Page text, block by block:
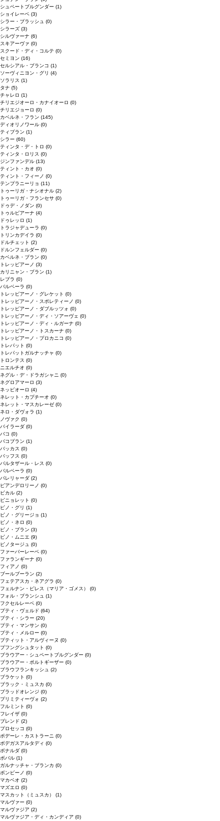
シュペートブルグンダー (1)
ショイレーベ (3)
シラー・ブラッシュ (0)
シラーズ (3)
シルヴァーナ (6)
スキアーヴァ (0)
スクード・ディ・コルテ (0)
セミヨン (16)
セルシアル・ブランコ (1)
ソーヴィニヨン・グリ (4)
ソラリス (1)
タナ (5)
チャレロ (1)
チリエジオーロ・カナイオーロ (0)
チリエジョーロ (0)
カベルネ・フラン (145)
ディオリノワール (0)
ティブラン (1)
シラー (60)
ティンタ・デ・トロ (0)
ティンタ・ロリス (0)
ジンファンデル (13)
ティント・カオ (0)
ティント・フィーノ (0)
テンプラニーリョ (11)
トゥーリガ・ナシオナル (2)
トゥーリガ・フランセサ (0)
ドゥデ・ノダン (0)
トゥルビアーナ (4)
ドゥレッロ (1)
トラジャデューラ (0)
トリンカデイラ (0)
ドルチェット (2)
ドルンフェルダー (0)
カベルネ・ブラン (0)
トレッビアーノ (3)
カリニャン・ブラン (1)
レブラ (0)
バルベーラ (0)
トレッビアーノ・グレケット (0)
トレッビアーノ・スポレティーノ (0)
トレッビアーノ・ダブルッツォ (0)
トレッビアーノ・ディ・ソアーヴェ (0)
トレッビアーノ・ディ・ルガーナ (0)
トレッビアーノ・トスカーナ (0)
トレッビアーノ・プロカニコ (0)
トレパット (0)
トレパットガルナッチャ (0)
トロンテス (0)
ニエルチオ (0)
ネグル・デ・ドラガシャニ (0)
ネグロアマーロ (3)
ネッビオーロ (4)
ネレット・カプチーオ (0)
ネレット・マスカレーゼ (0)
ネロ・ダヴォラ (1)
ノヴァク (0)
バイラーダ (0)
バコ (0)
バコブラン (1)
バッカス (0)
バッフス (0)
バルタザール・レス (0)
バルベーラ (0)
パレリャーダ (2)
ピアンデロリーノ (0)
ビカル (2)
ピニョレット (0)
ピノ・グリ (1)
ピノ・グリージョ (1)
ピノ・ネロ (0)
ピノ・ブラン (3)
ピノ・ムニエ (9)
ピノタージュ (0)
ファーバーレーベ (0)
ファランギーナ (0)
フィアノ (0)
ブールブーラン (2)
フェテアスカ・ネアグラ (0)
フェルナン・ピレス（マリア・ゴメス） (0)
フォル・ブランシュ (1)
フクセルレーベ (0)
プティ・ヴェルド (64)
プティ・シラー (20)
プティ・マンサン (0)
プティ・メルロー (0)
プティット・アルヴィーヌ (0)
プフングシュタット (0)
ブラウアー・シュペートブルグンダー (0)
ブラウアー・ポルトギーザー (0)
ブラウフランキッシュ (2)
ブラケット (0)
ブラック・ミュスカ (0)
ブラッドオレンジ (0)
プリミティーヴォ (2)
フルミント (0)
フレイザ (0)
ブレンド (2)
プロセッコ (0)
ポデーレ・カストラーニ (0)
ボデガスアルタディ (0)
ボナルダ (0)
ボバル (1)
ガルナッチャ・ブランカ (0)
ボンビーノ (0)
マカベオ (2)
マズエロ (0)
マスカット（ミュスカ） (1)
マルヴァー (0)
マルヴァジア (2)
マルヴァジア・ディ・カンディア (0)